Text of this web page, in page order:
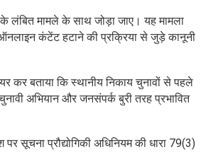
के लंबित मामले के साथ जोड़ा जाए। यह मामला
कंटेंट हटाने की प्रक्रिया से जुड़े कानूनी
कर बताया कि स्थानीय निकाय चुनावों से पहले
अभियान और जनसंपर्क बुरी तरह प्रभावित
सूचना प्रौद्योगिकी अधिनियम की धारा 79(3)